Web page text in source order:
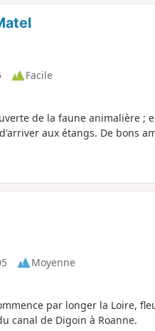
Facile
de la faune animalière ;
aux étangs. De bons
Moyenne
par longer la Loire,
canal de Digoin à Roanne.